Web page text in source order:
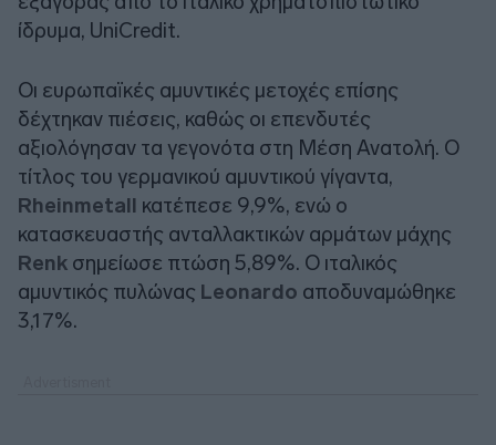
ίδρυμα, UniCredit.
Οι ευρωπαϊκές αμυντικές μετοχές επίσης
δέχτηκαν πιέσεις, καθώς οι επενδυτές
αξιολόγησαν τα γεγονότα στη Μέση Ανατολή. Ο
τίτλος του γερμανικού αμυντικού γίγαντα,
Rheinmetall κατέπεσε 9,9%, ενώ ο
κατασκευαστής ανταλλακτικών αρμάτων μάχης
Renk σημείωσε πτώση 5,89%. Ο ιταλικός
αμυντικός πυλώνας Leonardo αποδυναμώθηκε
3,17%.